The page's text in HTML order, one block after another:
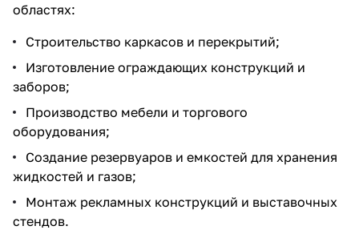
областях:
Строительство каркасов и перекрытий;
Изготовление ограждающих конструкций и
заборов;
Производство мебели и торгового
оборудования;
Создание резервуаров и емкостей для хранения
жидкостей и газов;
Монтаж рекламных конструкций и выставочных
стендов.